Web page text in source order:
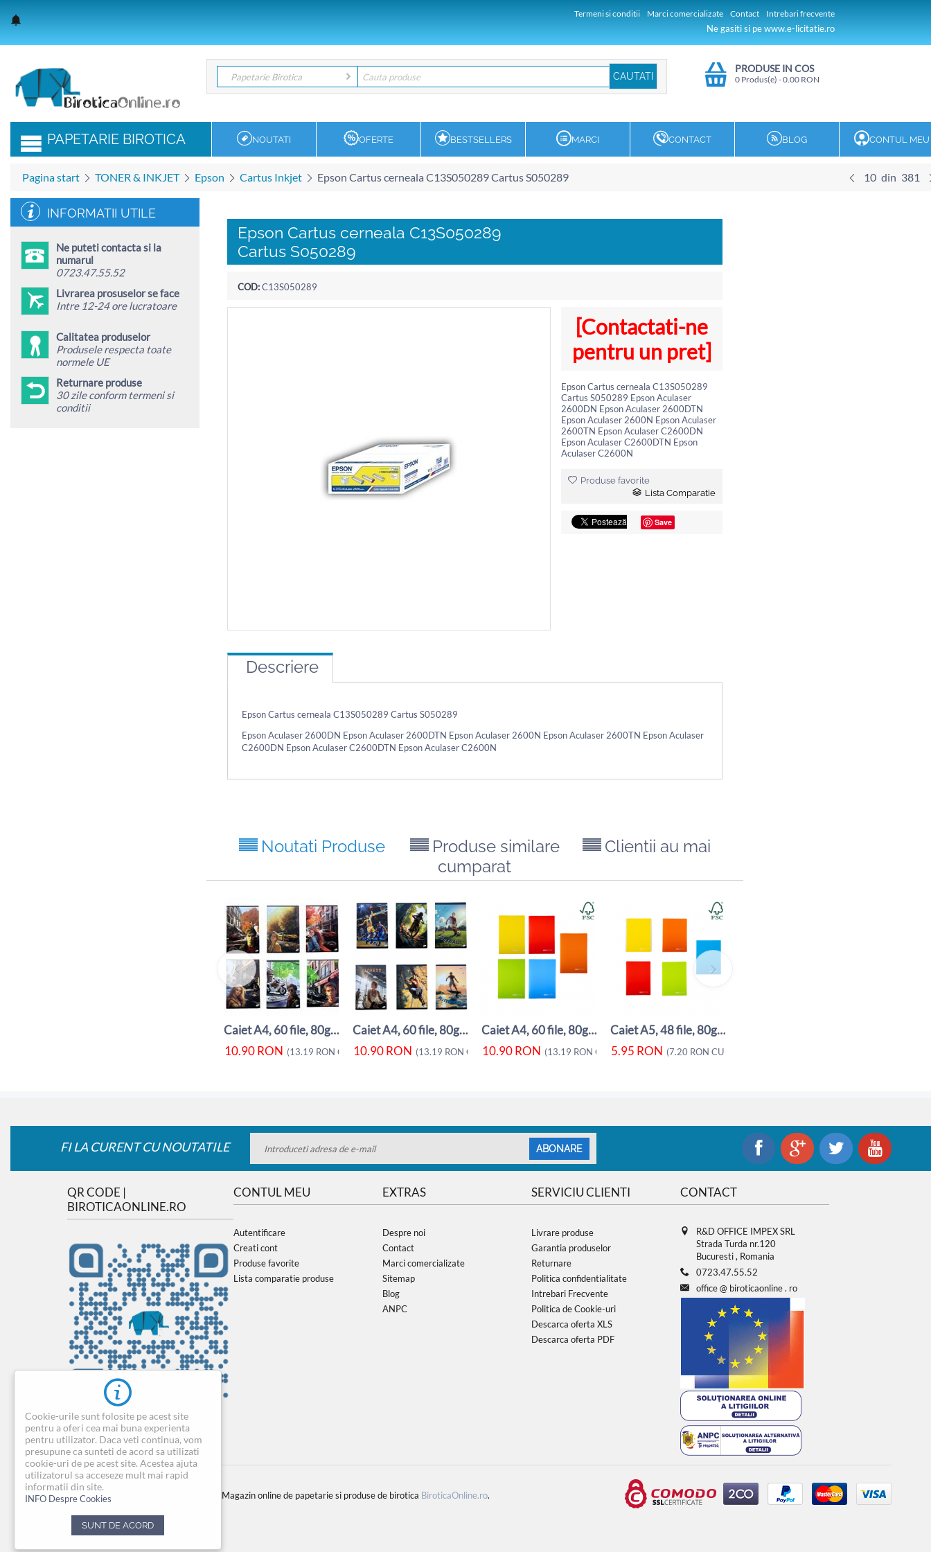
Cookie-urile sunt folosite pe acest site
pentru a oferi cea mai buna experienta
pentru utilizator. Daca veti continua, vom
presupune ca sunteti de acord sa utilizati
cookie-uri de pe acest site. Acestea ajuta
utilizatorul sa acceseze mult mai rapid
informatii din site.
INFO Despre Cookies
SUNT DE ACORD
Termeni si conditii Marci comercializate Contact Intrebari frecvente
Ne gasiti si pe www.e-licitatie.ro
Papetarie Birotica
Papetarie Birotica
PRODUSE IN COS
0 Produs(e) -0.00RON
PAPETARIE BIROTICA NOUTATI OFERTE BESTSELLERS MARCI CONTACT BLOG CONTUL MEU
Pagina start TONER & INKJET Epson Cartus Inkjet Epson Cartus cerneala C13S050289 Cartus S050289 10 din 381
INFORMATII UTILE
Ne puteti contacta si la
numarul
0723.47.55.52
Livrarea prosuselor se face
Intre 12-24 ore lucratoare
Calitatea produselor
Produsele respecta toate
normele UE
Returnare produse
30 zile conform termeni si
conditii
Epson Cartus cerneala C13S050289
Cartus S050289
COD: C13S050289
[Contactati-ne
pentru un pret]
Epson Cartus cerneala C13S050289
Cartus S050289 Epson Aculaser
2600DN Epson Aculaser 2600DTN
Epson Aculaser 2600N Epson Aculaser
2600TN Epson Aculaser C2600DN
Epson Aculaser C2600DTN Epson
Aculaser C2600N
Produse favorite
Lista Comparatie
Save
Descriere
Epson Cartus cerneala C13S050289 Cartus S050289
Epson Aculaser 2600DN Epson Aculaser 2600DTN Epson Aculaser 2600N Epson Aculaser 2600TN Epson Aculaser
C2600DN Epson Aculaser C2600DTN Epson Aculaser C2600N
Noutati Produse Produse similare
Clientii au mai
cumparat
Caiet A4, 60 file, 80gsm, coperta carton ...
10.90 RON (13.19 RON CU TVA)
Caiet A4, 60 file, 80gsm, coperta carton ...
10.90 RON (13.19 RON CU TVA)
Caiet A4, 60 file, 80gsm, coperta carton ...
10.90 RON (13.19 RON CU TVA)
Caiet A5, 48 file, 80gsm, coperta carton ...
5.95 RON (7.20 RON CU TVA)
FI LA CURENT CU NOUTATILE ABONARE
QR CODE |
BIROTICAONLINE.RO
CONTUL MEU
Autentificare
Creati cont
Produse favorite
Lista comparatie produse
EXTRAS
Despre noi
Contact
Marci comercializate
Sitemap
Blog
ANPC
SERVICIU CLIENTI
Livrare produse
Garantia produselor
Returnare
Politica confidentialitate
Intrebari Frecvente
Politica de Cookie-uri
Descarca oferta XLS
Descarca oferta PDF
CONTACT
R&D OFFICE IMPEX SRL
Strada Turda nr.120
Bucuresti , Romania
0723.47.55.52
office@ biroticaonline. ro
© 2004-2026 BIROTICAONLINE.RO. Magazin online de papetarie si produse de birotica BiroticaOnline.ro.